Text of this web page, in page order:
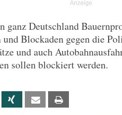
ganz Deutschland
Blockaden gegen die
und auch
sollen blockiert werden.
Linkedin Xing Email